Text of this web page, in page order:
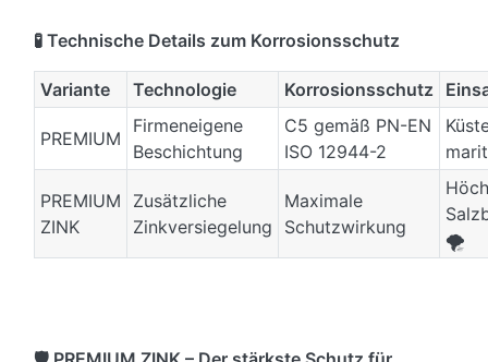
🧪 Technische Details zum Korrosionsschutz
Variante Technologie Korrosionsschutz
PREMIUM
Firmeneigene
Beschichtung
C5 gemäß PN-EN
ISO 12944-2
PREMIUM
ZINK
Zusätzliche
Zinkversiegelung
Maximale
Schutzwirkung
🌪️